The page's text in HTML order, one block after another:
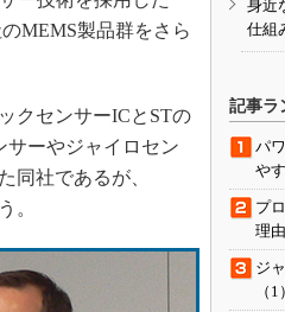
MEMS製品群をさら
クセンサーICとSTの
サーやジャイロセン
同社であるが、
。
身近
仕組
記事ラ
パ
や
プ
理
ジ
（1）